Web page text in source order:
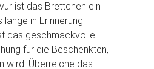
ist das Brettchen ein
in Erinnerung
das geschmackvolle
für die Beschenkten,
wird. Überreiche das